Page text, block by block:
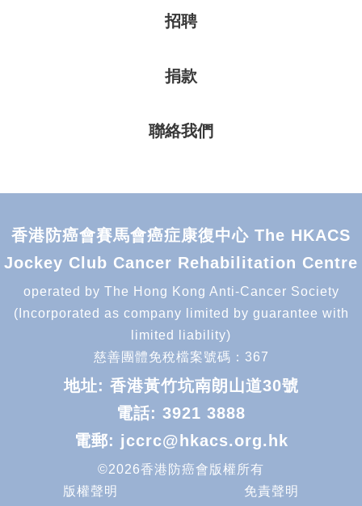
招聘
捐款
聯絡我們
香港防癌會賽馬會癌症康復中心 The HKACS
Jockey Club Cancer Rehabilitation Centre
operated by The Hong Kong Anti-Cancer Society
(Incorporated as company limited by guarantee with
limited liability)
慈善團體免稅檔案號碼：367
地址: 香港黃竹坑南朗山道30號
電話: 3921 3888
電郵: jccrc@hkacs.org.hk
©2026香港防癌會版權所有
版權聲明
免責聲明